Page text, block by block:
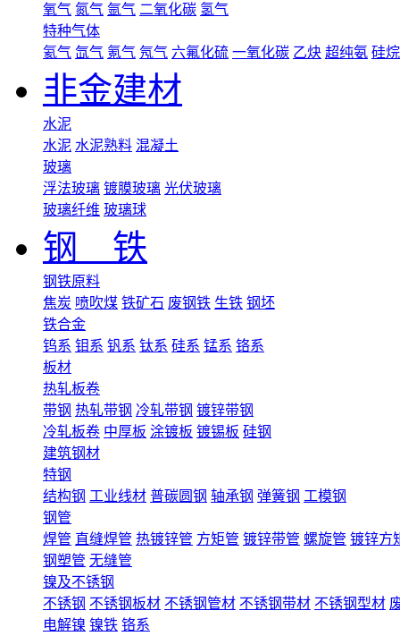
氧气 氮气 氩气 二氧化碳 氢气
特种气体
氦气 氙气 氪气 氖气 六氟化硫 一氧化碳 乙炔 超纯氨 硅烷
非金建材
水泥
水泥 水泥熟料 混凝土
玻璃
浮法玻璃 镀膜玻璃 光伏玻璃
玻璃纤维 玻璃球
钢 铁
钢铁原料
焦炭 喷吹煤 铁矿石 废钢铁 生铁 钢坯
铁合金
钨系 钼系 钒系 钛系 硅系 锰系 铬系
板材
热轧板卷
带钢 热轧带钢 冷轧带钢 镀锌带钢
冷轧板卷 中厚板 涂镀板 镀锡板 硅钢
建筑钢材
特钢
结构钢 工业线材 普碳圆钢 轴承钢 弹簧钢 工模钢
钢管
焊管 直缝焊管 热镀锌管 方矩管 镀锌带管 螺旋管 镀锌方
钢塑管 无缝管
镍及不锈钢
不锈钢 不锈钢板材 不锈钢管材 不锈钢带材 不锈钢型材
电解镍 镍铁 铬系